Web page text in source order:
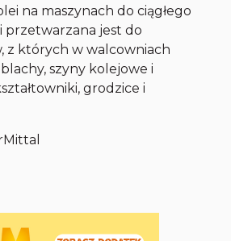
na maszynach do ciągłego
przetwarzana jest do
z których w walcowniach
szyny kolejowe i
grodzice i